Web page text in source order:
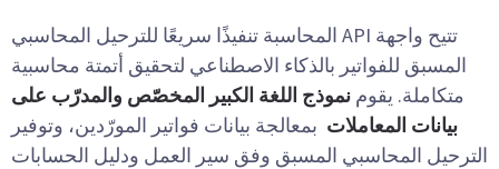
تتيح واجهة API المحاسبة تنفيذًا سريعًا للترحيل المحاسبي
المسبق للفواتير بالذكاء الاصطناعي لتحقيق أتمتة محاسبية
متكاملة. يقومنموذج اللغة الكبير المخصّص والمدرّب على
بيانات المعاملاتبمعالجة بيانات فواتير المورّدين، وتوفير
الترحيل المحاسبي المسبق وفق سير العمل ودليل الحسابات